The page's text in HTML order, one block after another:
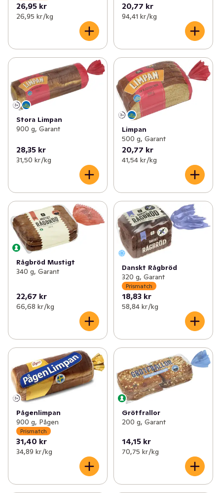
26,95 kr
26,95 kr /kg
20,77 kr
94,41 kr /kg
Stora Limpan
900 g, Garant
28,35 kr
31,50 kr /kg
Limpan
500 g, Garant
20,77 kr
41,54 kr /kg
Rågbröd Mustigt
340 g, Garant
22,67 kr
66,68 kr /kg
Danskt Rågbröd
320 g, Garant
Prismatch
18,83 kr
58,84 kr /kg
Pågenlimpan
900 g, Pågen
Prismatch
31,40 kr
34,89 kr /kg
Grötfrallor
200 g, Garant
14,15 kr
70,75 kr /kg